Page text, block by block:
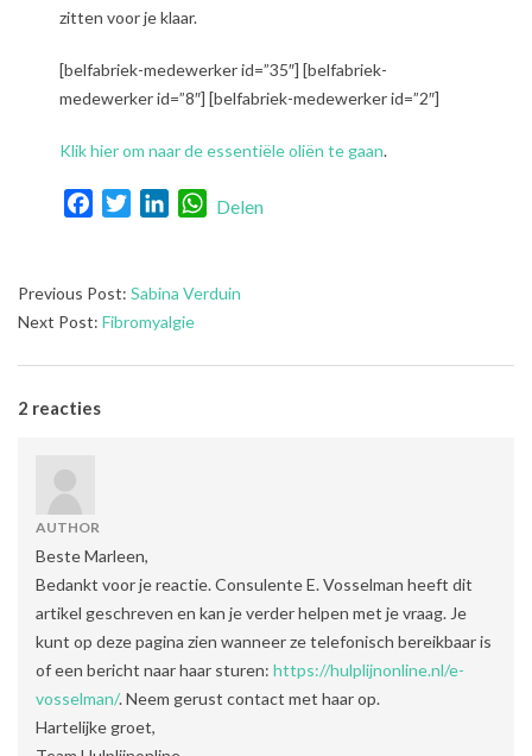
zitten voor je klaar.
[belfabriek-medewerker id=”35″] [belfabriek-
medewerker id=”8″] [belfabriek-medewerker id=”2″]
Klik hier om naar de essentiële oliën te gaan.
FacebookTwitterLinkedInWhatsApp
Delen
2018-
05-
Previous Post: Sabina Verduin
Next Post: Fibromyalgie
2 reacties
AUTHOR
Beste Marleen,
Bedankt voor je reactie. Consulente E. Vosselman heeft dit
artikel geschreven en kan je verder helpen met je vraag. Je
kunt op deze pagina zien wanneer ze telefonisch bereikbaar is
of een bericht naar haar sturen: https://hulplijnonline.nl/e-
vosselman/. Neem gerust contact met haar op.
Hartelijke groet,